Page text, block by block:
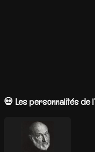
💀 Les personnalités de